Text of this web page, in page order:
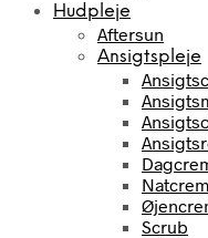
Hudpleje
Aftersun
Ansigtspleje
Scrub